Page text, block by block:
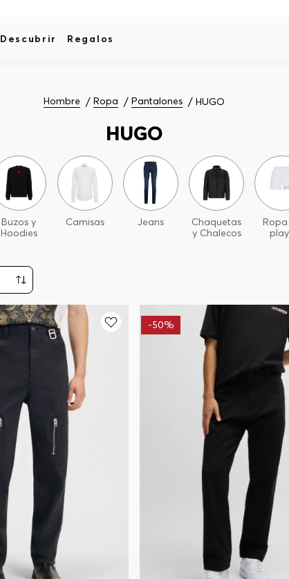
Descubrir Regalos
Hombre Ropa Pantalones HUGO
HUGO
Buzos y
Hoodies
Camisas Jeans
Chaquetas
y Chalecos
-50%